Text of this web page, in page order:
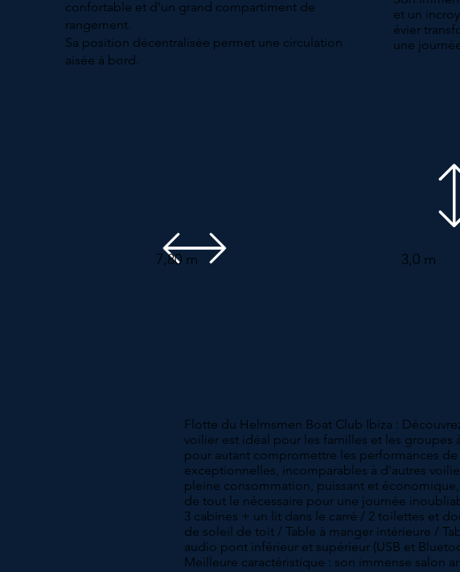
confortable et d'un grand compartiment de
rangement.
Sa position décentralisée permet une circulation
aisée à bord.
et un
évier
une
7,80 m 3,0 m
Flotte du Helmsmen Boat Club Ibiza :
voilier est idéal pour les familles et les groupes
pour autant compromettre les performances
exceptionnelles, incomparables à d'autres
pleine consommation, puissant et
de tout le nécessaire pour une journée
3 cabines + un lit dans le carré / 2 toilettes et
de soleil de toit / Table à manger intérieure /
audio pont inférieur et supérieur (USB et
Meilleure caractéristique : son immense salon